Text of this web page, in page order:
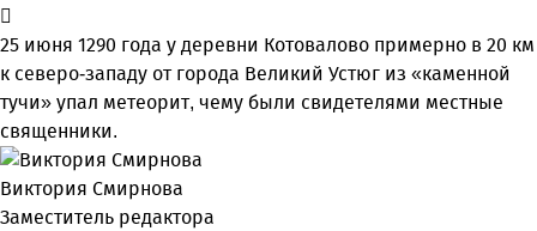
25 июня 1290 года у деревни Котовалово примерно в 20 км
к северо-западу от города Великий Устюг из «каменной
тучи» упал метеорит, чему были свидетелями местные
священники.
Виктория Смирнова
Заместитель редактора